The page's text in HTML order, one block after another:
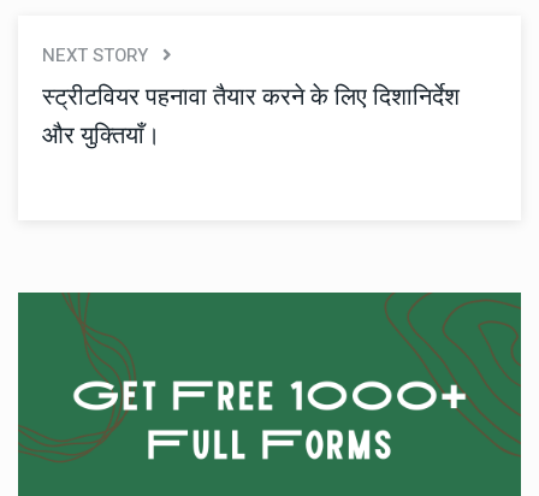
NEXT STORY
स्ट्रीटवियर पहनावा तैयार करने के लिए दिशानिर्देश
और युक्तियाँ।